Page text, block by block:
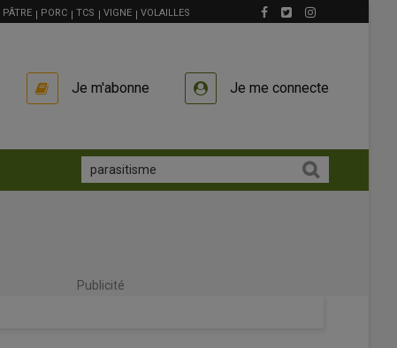
PÂTRE PORC TCS VIGNE VOLAILLES
Je m'abonne Je me connecte
Publicité